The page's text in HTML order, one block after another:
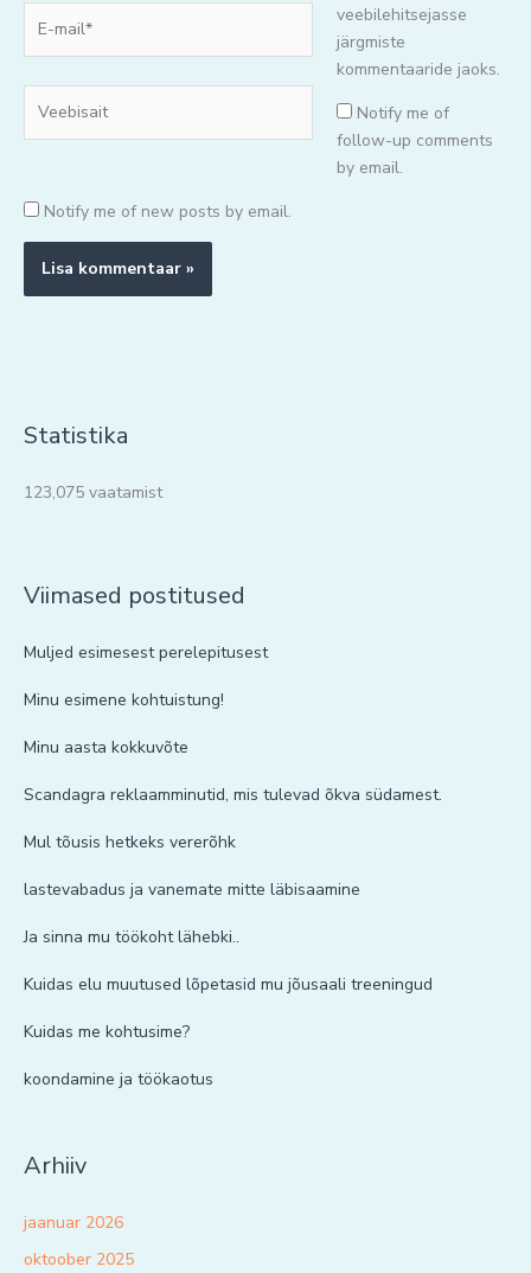
mail*
veebilehitsejasse
järgmiste
kommentaaride jaoks.
Notify me of
follow-up comments
by email.
Notify me of new posts by email.
Statistika
123,075 vaatamist
Viimased postitused
Muljed esimesest perelepitusest
Minu esimene kohtuistung!
Minu aasta kokkuvõte
Scandagra reklaamminutid, mis tulevad õkva südamest.
Mul tõusis hetkeks vererõhk
lastevabadus ja vanemate mitte läbisaamine
Ja sinna mu töökoht lähebki..
Kuidas elu muutused lõpetasid mu jõusaali treeningud
Kuidas me kohtusime?
koondamine ja töökaotus
Arhiiv
jaanuar 2026
oktoober 2025